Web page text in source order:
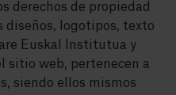
derechos de propiedad
logotipos, texto
Euskal Institutua y
sitio web, pertenecen a
siendo ellos mismos